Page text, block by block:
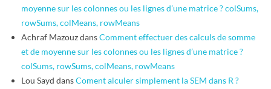
moyenne sur les colonnes ou les lignes d’une matrice ? colSums,
rowSums, colMeans, rowMeans
Achraf MazouzdansComment effectuer des calculs de somme
et de moyenne sur les colonnes ou les lignes d’une matrice ?
colSums, rowSums, colMeans, rowMeans
Lou Sayd dansComent alculer simplement la SEM dans R ?